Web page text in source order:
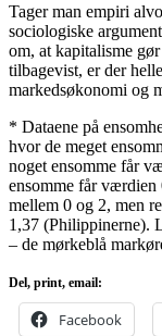
Tager man empiri
sociologiske
om, at kapitalisme
tilbagevist, er der
markedsøkonomi og
* Dataene på
hvor de meget
noget ensomme får
ensomme får værdien
mellem 0 og 2, men
1,37 (Philippinerne).
– de mørkeblå
Del, print, email:
Facebook